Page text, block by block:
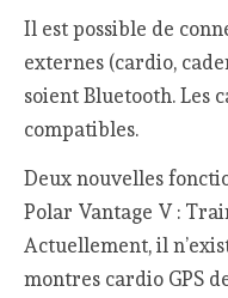
Il est possible de
externes (cardio,
soient Bluetooth. Les
compatibles.
Deux nouvelles
Polar Vantage V :
Actuellement, il
montres cardio GPS